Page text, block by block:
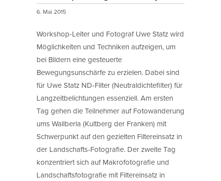
6. Mai 2015
Workshop-Leiter und Fotograf Uwe Statz wird
Möglichkeiten und Techniken aufzeigen, um
bei Bildern eine gesteuerte
Bewegungsunschärfe zu erzielen. Dabei sind
für Uwe Statz ND-Filter (Neutraldichtefilter) für
Langzeitbelichtungen essenziell. Am ersten
Tag gehen die Teilnehmer auf Fotowanderung
ums Wallberla (Kultberg der Franken) mit
Schwerpunkt auf den gezielten Filtereinsatz in
der Landschafts-Fotografie. Der zweite Tag
konzentriert sich auf Makrofotografie und
Landschaftsfotografie mit Filtereinsatz in